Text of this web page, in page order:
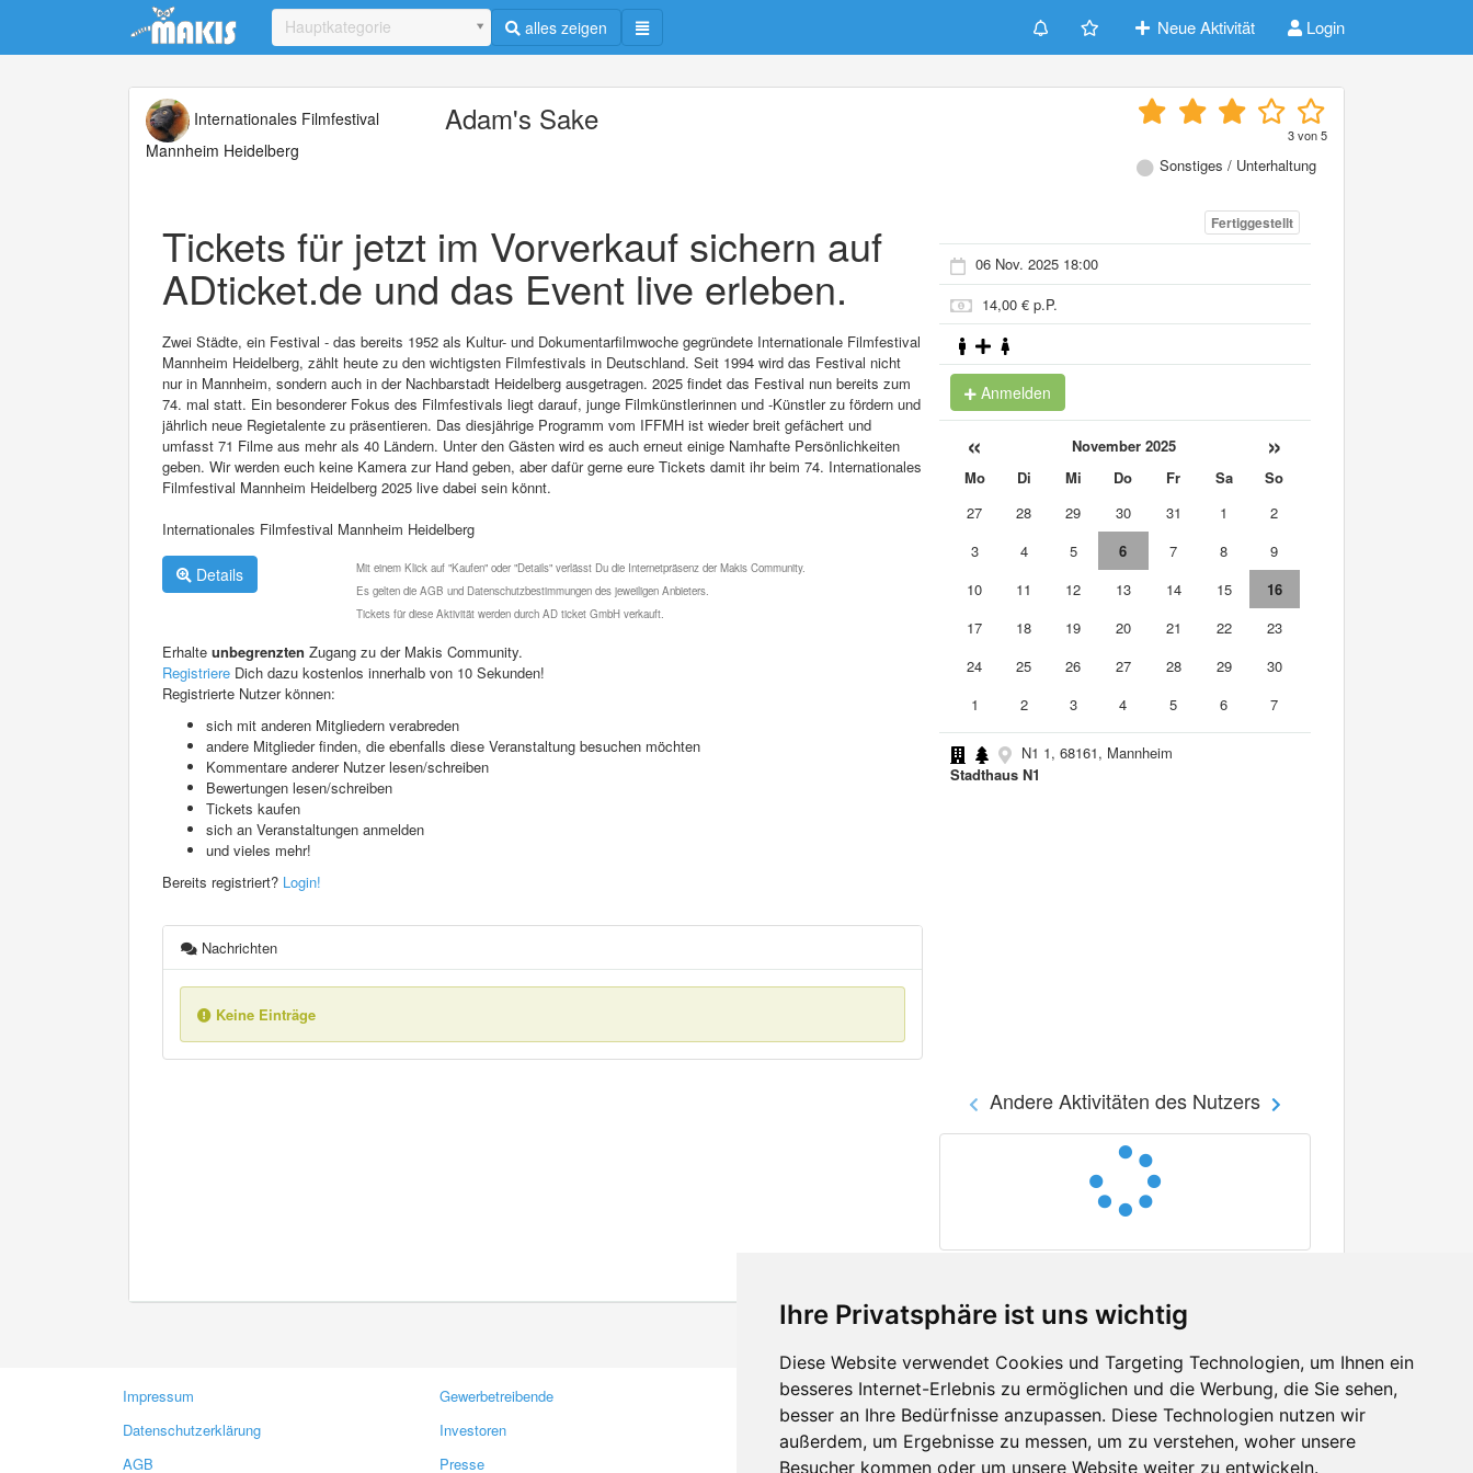
Ihre Privatsphäre ist uns wichtig
Diese Website verwendet Cookies und Targeting Technologien, um Ihnen ein
besseres Internet-Erlebnis zu ermöglichen und die Werbung, die Sie sehen,
besser an Ihre Bedürfnisse anzupassen. Diese Technologien nutzen wir
außerdem, um Ergebnisse zu messen, um zu verstehen, woher unsere
Besucher kommen oder um unsere Website weiter zu entwickeln.
Update cookies preferences
Hauptkategorie alles zeigen Neue Aktivität Login
Internationales Filmfestival
Mannheim Heidelberg
Adam's Sake 3von5
Sonstiges / Unterhaltung
Tickets für jetzt im Vorverkauf sichern auf
ADticket.de und das Event live erleben.
Zwei Städte, ein Festival - das bereits 1952 als Kultur- und Dokumentarfilmwoche gegründete Internationale Filmfestival
Mannheim Heidelberg, zählt heute zu den wichtigsten Filmfestivals in Deutschland. Seit 1994 wird das Festival nicht
nur in Mannheim, sondern auch in der Nachbarstadt Heidelberg ausgetragen. 2025 findet das Festival nun bereits zum
74. mal statt. Ein besonderer Fokus des Filmfestivals liegt darauf, junge Filmkünstlerinnen und -Künstler zu fördern und
jährlich neue Regietalente zu präsentieren. Das diesjährige Programm vom IFFMH ist wieder breit gefächert und
umfasst 71 Filme aus mehr als 40 Ländern. Unter den Gästen wird es auch erneut einige Namhafte Persönlichkeiten
geben. Wir werden euch keine Kamera zur Hand geben, aber dafür gerne eure Tickets damit ihr beim 74. Internationales
Filmfestival Mannheim Heidelberg 2025 live dabei sein könnt.
Internationales Filmfestival Mannheim Heidelberg
Details
Mit einem Klick auf "Kaufen" oder "Details" verlässt Du die Internetpräsenz der Makis Community.
Es gelten die AGB und Datenschutzbestimmungen des jeweiligen Anbieters.
Tickets für diese Aktivität werden durch AD ticket GmbH verkauft.
Erhalte unbegrenzten Zugang zu der Makis Community.
Registriere Dich dazu kostenlos innerhalb von 10 Sekunden!
Registrierte Nutzer können:
sich mit anderen Mitgliedern verabreden
andere Mitglieder finden, die ebenfalls diese Veranstaltung besuchen möchten
Kommentare anderer Nutzer lesen/schreiben
Bewertungen lesen/schreiben
Tickets kaufen
sich an Veranstaltungen anmelden
und vieles mehr!
Bereits registriert? Login!
Nachrichten
Keine Einträge
Fertiggestellt
06 Nov. 2025 18:00
14,00 € p.P.
Anmelden
« November 2025 »
Mo Di Mi Do Fr Sa
So
27
28 29 30 31 1
2
3
4 5 6 7 8
9
10
11 12 13 14 15
16
17
18 19 20 21 22
23
24
25 26 27 28 29
30
1
2 3 4 5 6 7
N1 1, 68161, Mannheim
Stadthaus N1
Andere Aktivitäten des Nutzers
Impressum
Datenschutzerklärung
AGB
Gewerbetreibende
Investoren
Presse
Kontakt
Feedback
Fehler melden
Facebook
Twitter
YouTube